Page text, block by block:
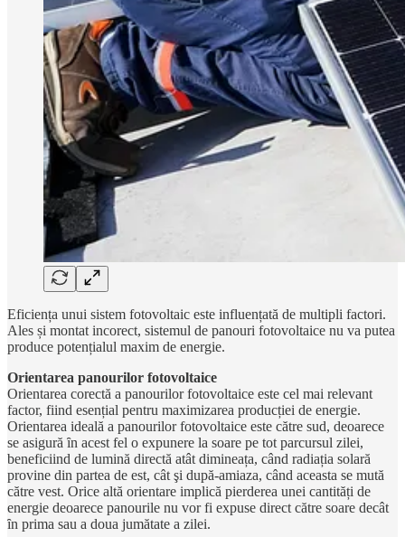
Eficiența unui sistem fotovoltaic este influențată de multipli factori.
Ales și montat incorect, sistemul de panouri fotovoltaice nu va putea
produce potențialul maxim de energie.
Orientarea panourilor fotovoltaice
Orientarea corectă a panourilor fotovoltaice este cel mai relevant
factor, fiind esențial pentru maximizarea producției de energie.
Orientarea ideală a panourilor fotovoltaice este către sud, deoarece
se asigură ȋn acest fel o expunere la soare pe tot parcursul zilei,
beneficiind de lumină directă atât dimineața, când radiația solară
provine din partea de est, cât şi după-amiaza, când aceasta se mută
către vest. Orice altă orientare implică pierderea unei cantități de
energie deoarece panourile nu vor fi expuse direct către soare decât
ȋn prima sau a doua jumătate a zilei.